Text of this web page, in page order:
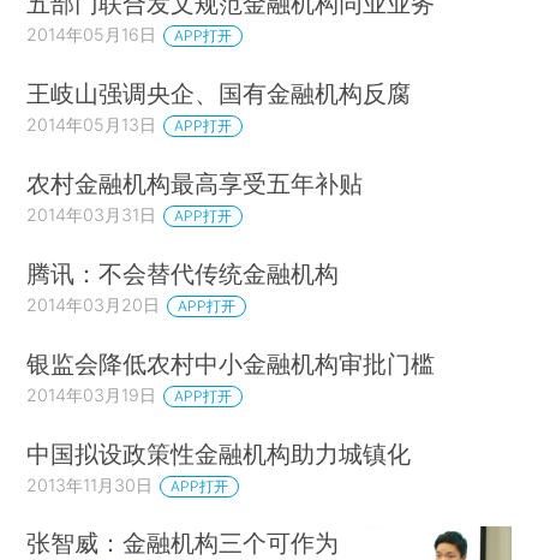
2014年05月16日 APP打开
王岐山强调央企、国有金融机构反腐
2014年05月13日 APP打开
农村金融机构最高享受五年补贴
2014年03月31日 APP打开
腾讯：不会替代传统金融机构
2014年03月20日 APP打开
银监会降低农村中小金融机构审批门槛
2014年03月19日 APP打开
中国拟设政策性金融机构助力城镇化
2013年11月30日 APP打开
张智威：金融机构三个可作为